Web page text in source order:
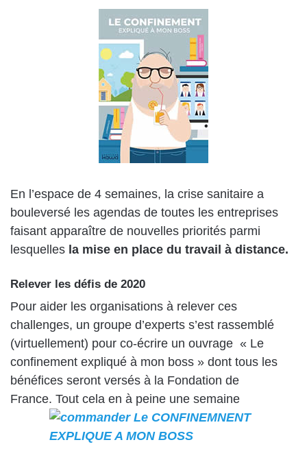
En l’espace de 4 semaines, la crise sanitaire a
bouleversé les agendas de toutes les entreprises
faisant apparaître de nouvelles priorités parmi
lesquelles la mise en place du travail à distance.
Relever les défis de 2020
Pour aider les organisations à relever ces
challenges, un groupe d’experts s’est rassemblé
(virtuellement) pour co-écrire un ouvrage « Le
confinement expliqué à mon boss » dont tous les
bénéfices seront versés à la Fondation de
France. Tout cela en à peine une semaine